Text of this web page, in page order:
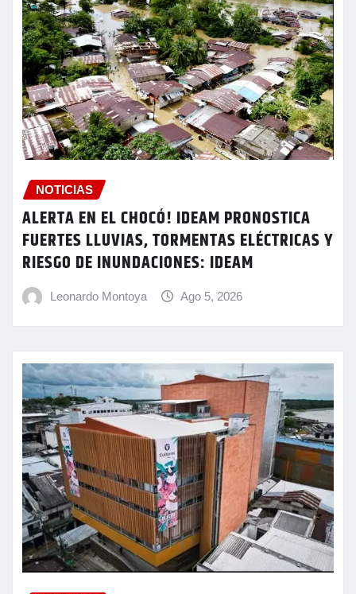
NOTICIAS
ALERTA EN EL CHOCÓ! IDEAM PRONOSTICA
FUERTES LLUVIAS, TORMENTAS ELÉCTRICAS Y
RIESGO DE INUNDACIONES: IDEAM
Leonardo Montoya Ago 5, 2026